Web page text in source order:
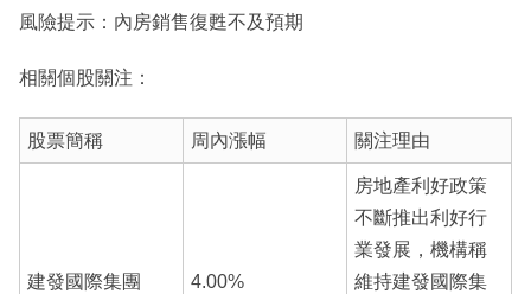
風險提示：內房銷售復甦不及預期
相關個股關注：
股票簡稱 周內漲幅 關注理由
建發國際集團 4.00%
房地產利好政策
不斷推出利好行
業發展，機構稱
維持建發國際集